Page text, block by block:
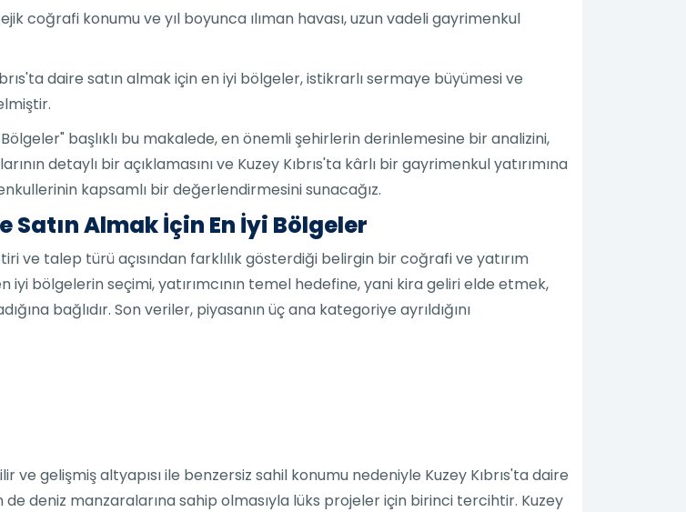
coğrafi konumu ve yıl boyunca ılıman havası, uzun vadeli gayrimenkul
daire satın almak için en iyi bölgeler, istikrarlı sermaye büyümesi ve
Bölgeler" başlıklı bu makalede, en önemli şehirlerin derinlemesine bir analizini,
detaylı bir açıklamasını ve Kuzey Kıbrıs'ta kârlı bir gayrimenkul yatırımına
kapsamlı bir değerlendirmesini sunacağız.
Satın Almak İçin En İyi Bölgeler
ve talep türü açısından farklılık gösterdiği belirgin bir coğrafi ve yatırım
iyi bölgelerin seçimi, yatırımcının temel hedefine, yani kira geliri elde etmek,
bağlıdır. Son veriler, piyasanın üç ana kategoriye ayrıldığını
ve gelişmiş altyapısı ile benzersiz sahil konumu nedeniyle Kuzey Kıbrıs'ta daire
deniz manzaralarına sahip olmasıyla lüks projeler için birinci tercihtir. Kuzey